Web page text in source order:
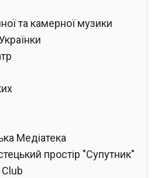
та камерної музики
Медіатека
простір "Супутник"